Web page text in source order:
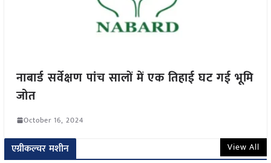
नाबार्ड सर्वेक्षण पांच सालों में एक तिहाई घट गई भूमि
जोत
October 16, 2024
एग्रीकल्चर मशीन View All